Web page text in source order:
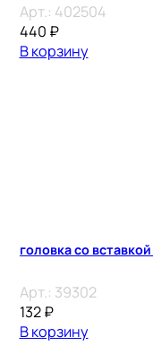
Арт.: 402504
440 ₽
В корзину
Арт.: 39302
132₽
В корзину